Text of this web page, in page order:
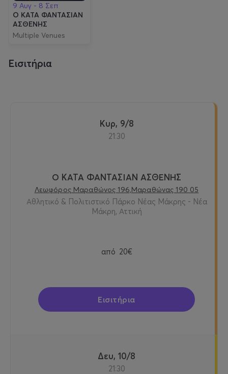
9 Αυγ - 8 Σεπ
Ο ΚΑΤΑ ΦΑΝΤΑΣΙΑΝ
ΑΣΘΕΝΗΣ
Multiple Venues
Εισιτήρια
Κυρ, 9/8
21:30
Ο ΚΑΤΑ ΦΑΝΤΑΣΙΑΝ ΑΣΘΕΝΗΣ
Λεωφόρος Μαραθώνος 196,Μαραθώνας 190 05
Αθλητικό & Πολιτιστικό Πάρκο Νέας Μάκρης - Νέα
Μάκρη, Αττική
από 20€
Εισιτήρια
Δευ, 10/8
21:30